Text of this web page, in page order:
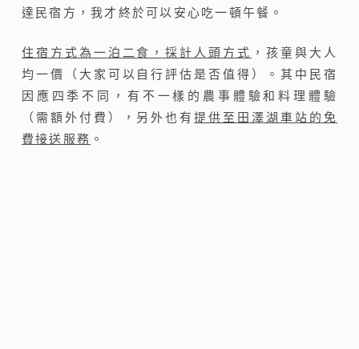
達民宿方，我才終於可以安心吃一頓午餐。
住宿方式為一泊二食，採計人頭方式 ，孩童與大人
均一價（大家可以自行評估是否值得）。其中民宿
因應四季不同，有不一樣的農事體驗和料理體驗
（需額外付費），另外也有提供至田澤湖車站的免
費接送服務 。